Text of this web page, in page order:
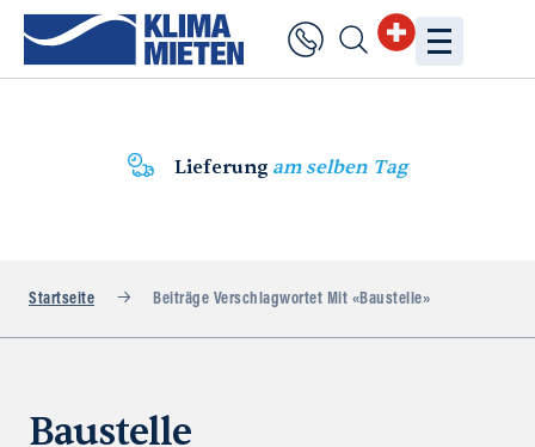
Lieferung am selben Tag
Startseite Beiträge Verschlagwortet Mit «Baustelle»
Baustelle